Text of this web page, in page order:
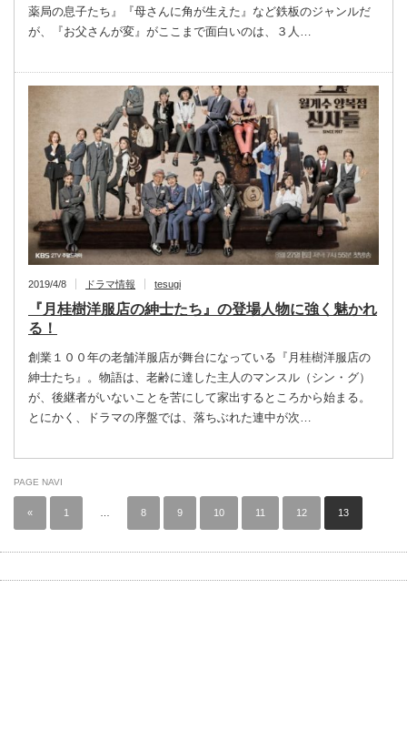
薬局の息子たち』『母さんに角が生えた』など鉄板のジャンルだ
が、『お父さんが変』がここまで面白いのは、３人…
2019/4/8 ドラマ情報 tesugi
『月桂樹洋服店の紳士たち』の登場人物に強く魅かれ
る！
創業１００年の老舗洋服店が舞台になっている『月桂樹洋服店の
紳士たち』。物語は、老齢に達した主人のマンスル（シン・グ）
が、後継者がいないことを苦にして家出するところから始まる。
とにかく、ドラマの序盤では、落ちぶれた連中が次…
PAGE NAVI
« 1 8 9 10 11 12 13